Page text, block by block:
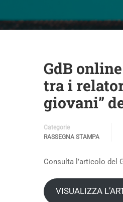
GdB
tra i
giovani”
Categorie
RASSEGNA STAMPA
Consulta l’articolo del
VISUALIZZA